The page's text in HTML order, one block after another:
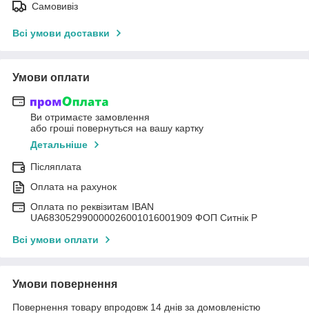
Самовивіз
Всі умови доставки
Умови оплати
Ви отримаєте замовлення
або гроші повернуться на вашу картку
Детальніше
Післяплата
Оплата на рахунок
Оплата по реквізитам IBAN
UА683052990000026001016001909 ФОП Ситнік Р
Всі умови оплати
Умови повернення
Повернення товару впродовж 14 днів за домовленістю